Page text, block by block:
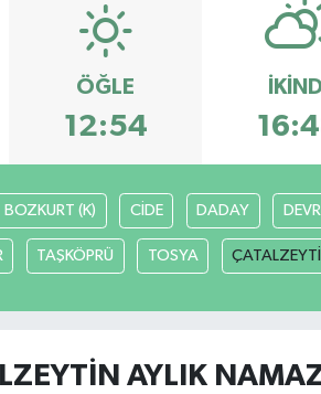
ÖĞLE
12:54
BOZKURT (K) CİDE DADAY
TAŞKÖPRÜ TOSYA
AYLIK